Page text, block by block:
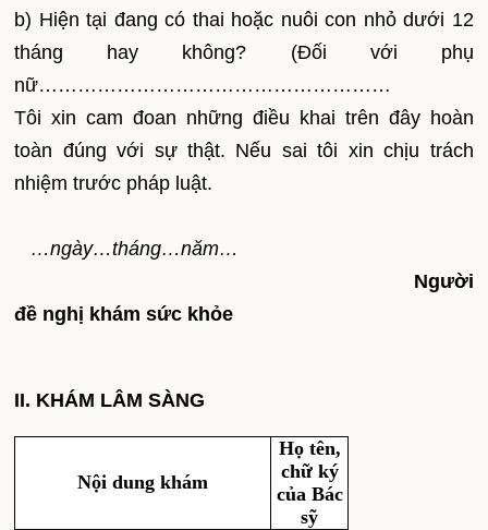
b) Hiện tại đang có thai hoặc nuôi con nhỏ dưới 12
tháng hay không? (Đối với phụ
nữ………………………………………………
Tôi xin cam đoan những điều khai trên đây hoàn
toàn đúng với sự thật. Nếu sai tôi xin chịu trách
nhiệm trước pháp luật.
…ngày…tháng…năm…
Người
đề nghị khám sức khỏe
II. KHÁM LÂM SÀNG
Nội dung khám
Họ tên,
chữ ký
của Bác
sỹ